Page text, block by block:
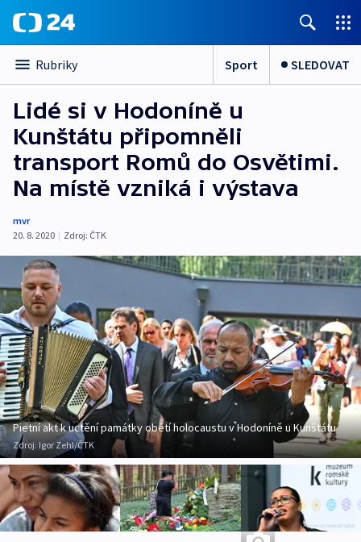
Rubriky Sport SLEDOVAT
Lidé si v Hodoníně u
Kunštátu připomněli
transport Romů do Osvětimi.
Na místě vzniká i výstava
mvr
20. 8. 2020 | Zdroj: ČTK
Pietní akt k uctění památky obětí holocaustu v Hodoníně u Kunštátu
Zdroj: Igor Zehl/ČTK